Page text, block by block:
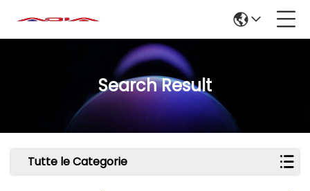
Search Result
Tutte le Categorie